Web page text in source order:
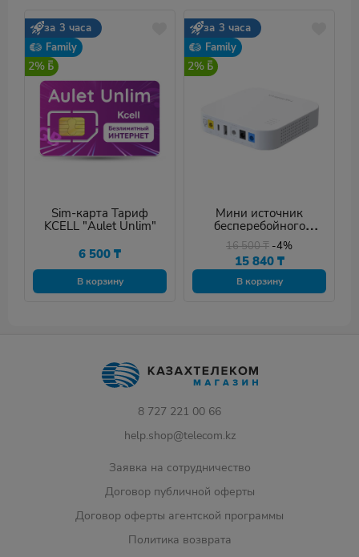
за 3 часа
Family
2%
Sim-карта Тариф
KCELL "Aulet Unlim"
6 500 ₸
В корзину
за 3 часа
Family
2%
Мини источник
бесперебойного
питания Marsriva KP4
16 500₸ -4%
15 840 ₸
В корзину
8 727 221 00 66
help.shop@telecom.kz
Заявка на сотрудничество
Договор публичной оферты
Договор оферты агентской программы
Политика возврата